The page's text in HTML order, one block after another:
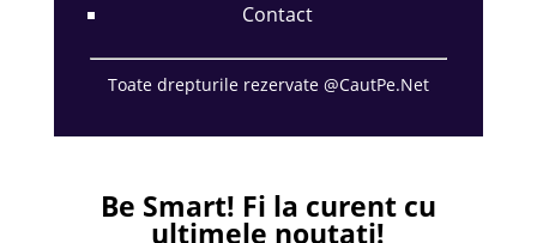
Contact
Toate drepturile rezervate @CautPe.Net
Be Smart! Fi la curent cu
ultimele noutati!